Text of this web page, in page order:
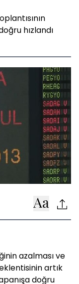
hızlandı
azalması ve
artık
doğru